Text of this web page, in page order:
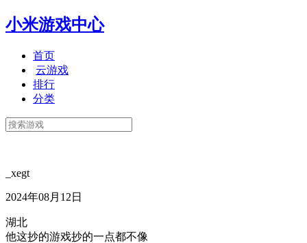
小米游戏中心
首页
云游戏
排行
分类
_xegt
2024年08月12日
湖北
他这抄的游戏抄的一点都不像